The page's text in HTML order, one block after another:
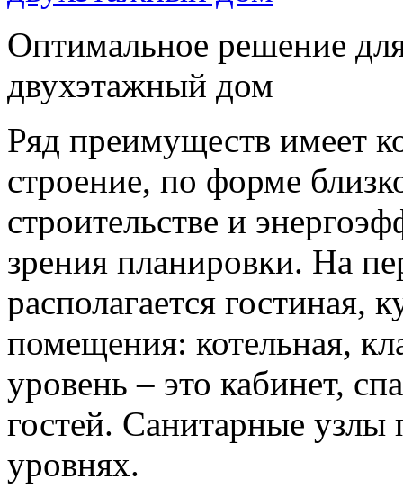
Оптимальное решение
двухэтажный дом
Ряд преимуществ имеет
строение, по форме
строительстве и
зрения планировки. На
располагается гостиная,
помещения: котельная,
уровень – это кабинет,
гостей. Санитарные узлы
уровнях.